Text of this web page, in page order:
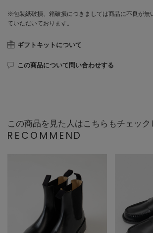
※包装紙破損、箱破損につきましては商品に不良が無
ていただいております。
ギフトキットについて
この商品について問い合わせする
この商品を見た人はこちらもチェッ
RECOMMEND